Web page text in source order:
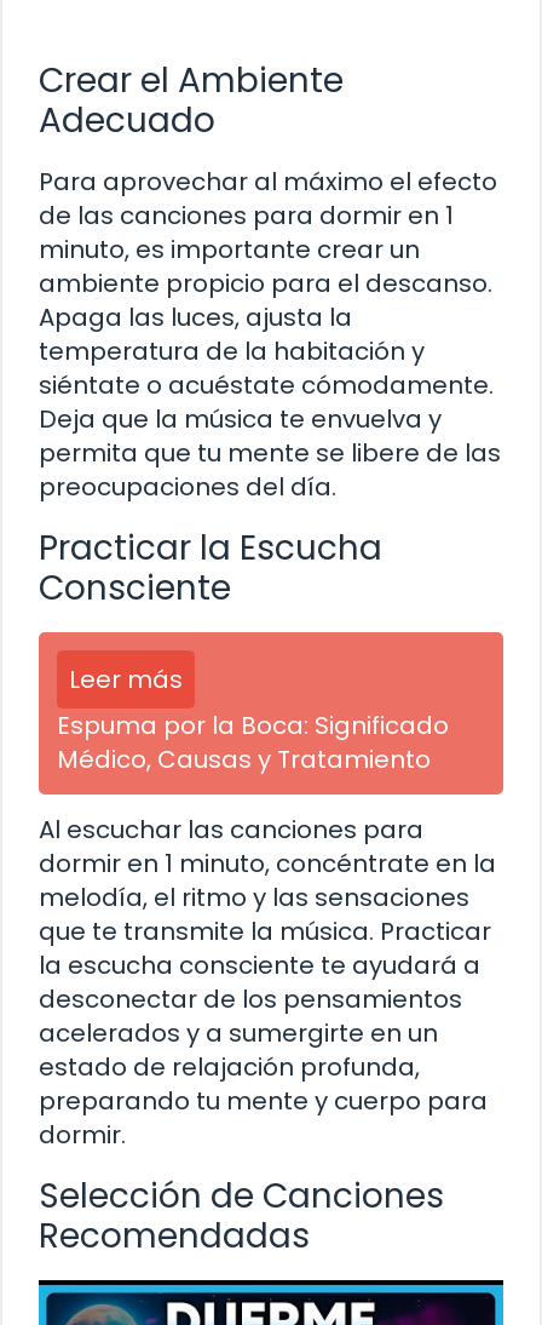
Crear el Ambiente
Adecuado
Para aprovechar al máximo el efecto
de las canciones para dormir en 1
minuto, es importante crear un
ambiente propicio para el descanso.
Apaga las luces, ajusta la
temperatura de la habitación y
siéntate o acuéstate cómodamente.
Deja que la música te envuelva y
permita que tu mente se libere de las
preocupaciones del día.
Practicar la Escucha
Consciente
Leer más
Espuma por la Boca: Significado
Médico, Causas y Tratamiento
Al escuchar las canciones para
dormir en 1 minuto, concéntrate en la
melodía, el ritmo y las sensaciones
que te transmite la música. Practicar
la escucha consciente te ayudará a
desconectar de los pensamientos
acelerados y a sumergirte en un
estado de relajación profunda,
preparando tu mente y cuerpo para
dormir.
Selección de Canciones
Recomendadas